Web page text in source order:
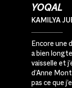
YOQAL
KAMILYA
Encore une
a bien
vaisselle et
d’Anne
pas ce que